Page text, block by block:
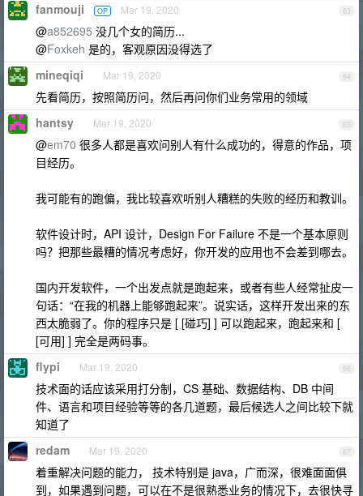
63
fanmouji OP Mar 19, 2020
@a852695 没几个女的简历...
@Foxkeh 是的，客观原因没得选了
64
mineqiqi Mar 19, 2020
先看简历，按照简历问，然后再问你们业务常用的领域
65
hantsy Mar 19, 2020
@em70 很多人都是喜欢问别人有什么成功的，得意的作品，项
目经历。
我可能有的跑偏，我比较喜欢听别人糟糕的失败的经历和教训。
软件设计时，API 设计，Design For Failure 不是一个基本原则
吗？把那些最糟的情况考虑好，你开发的应用也不会差到哪去。
国内开发软件，一个出发点就是跑起来，或者有些人经常扯皮一
句话：“在我的机器上能够跑起来”。说实话，这样开发出来的东
西太脆弱了。你的程序只是 [ [碰巧] ] 可以跑起来，跑起来和 [
[可用] ] 完全是两码事。
66
flypi Mar 19, 2020
技术面的话应该采用打分制，CS 基础、数据结构、DB 中间
件、语言和项目经验等等的各几道题，最后候选人之间比较下就
知道了
67
redam Mar 19, 2020
着重解决问题的能力， 技术特别是 java，广而深，很难面面俱
到，如果遇到问题，可以在不是很熟悉业务的情况下，去很快寻